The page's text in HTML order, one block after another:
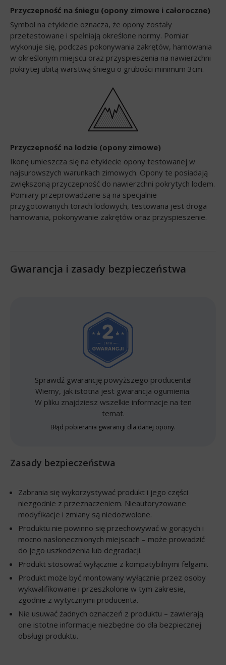
Przyczepność na śniegu (opony zimowe i całoroczne)
Symbol na etykiecie oznacza, że opony zostały
przetestowane i spełniają określone normy. Pomiar
wykonuje się, podczas pokonywania zakrętów, hamowania
w określonym miejscu oraz przyspieszenia na nawierzchni
pokrytej ubitą warstwą śniegu o grubości minimum 3cm.
Przyczepność na lodzie (opony zimowe)
Ikonę umieszcza się na etykiecie opony testowanej w
najsurowszych warunkach zimowych. Opony te posiadają
zwiększoną przyczepność do nawierzchni pokrytych lodem.
Pomiary przeprowadzane są na specjalnie
przygotowanych torach lodowych, testowana jest droga
hamowania, pokonywanie zakrętów oraz przyspieszenie.
Gwarancja i zasady bezpieczeństwa
Sprawdź gwarancję powyższego producenta!
Wiemy, jak istotna jest gwarancja ogumienia.
W pliku znajdziesz wszelkie informacje na ten
temat.
Błąd pobierania gwarancji dla danej opony.
Zasady bezpieczeństwa
Zabrania się wykorzystywać produkt i jego części
niezgodnie z przeznaczeniem. Nieautoryzowane
modyfikacje i zmiany są niedozwolone.
Produktu nie powinno się przechowywać w gorących i
mocno nasłonecznionych miejscach – może prowadzić
do jego uszkodzenia lub degradacji.
Produkt stosować wyłącznie z kompatybilnymi felgami.
Produkt może być montowany wyłącznie przez osoby
wykwalifikowane i przeszkolone w tym zakresie,
zgodnie z wytycznymi producenta.
Nie usuwać żadnych oznaczeń z produktu – zawierają
one istotne informacje niezbędne do dla bezpiecznej
obsługi produktu.